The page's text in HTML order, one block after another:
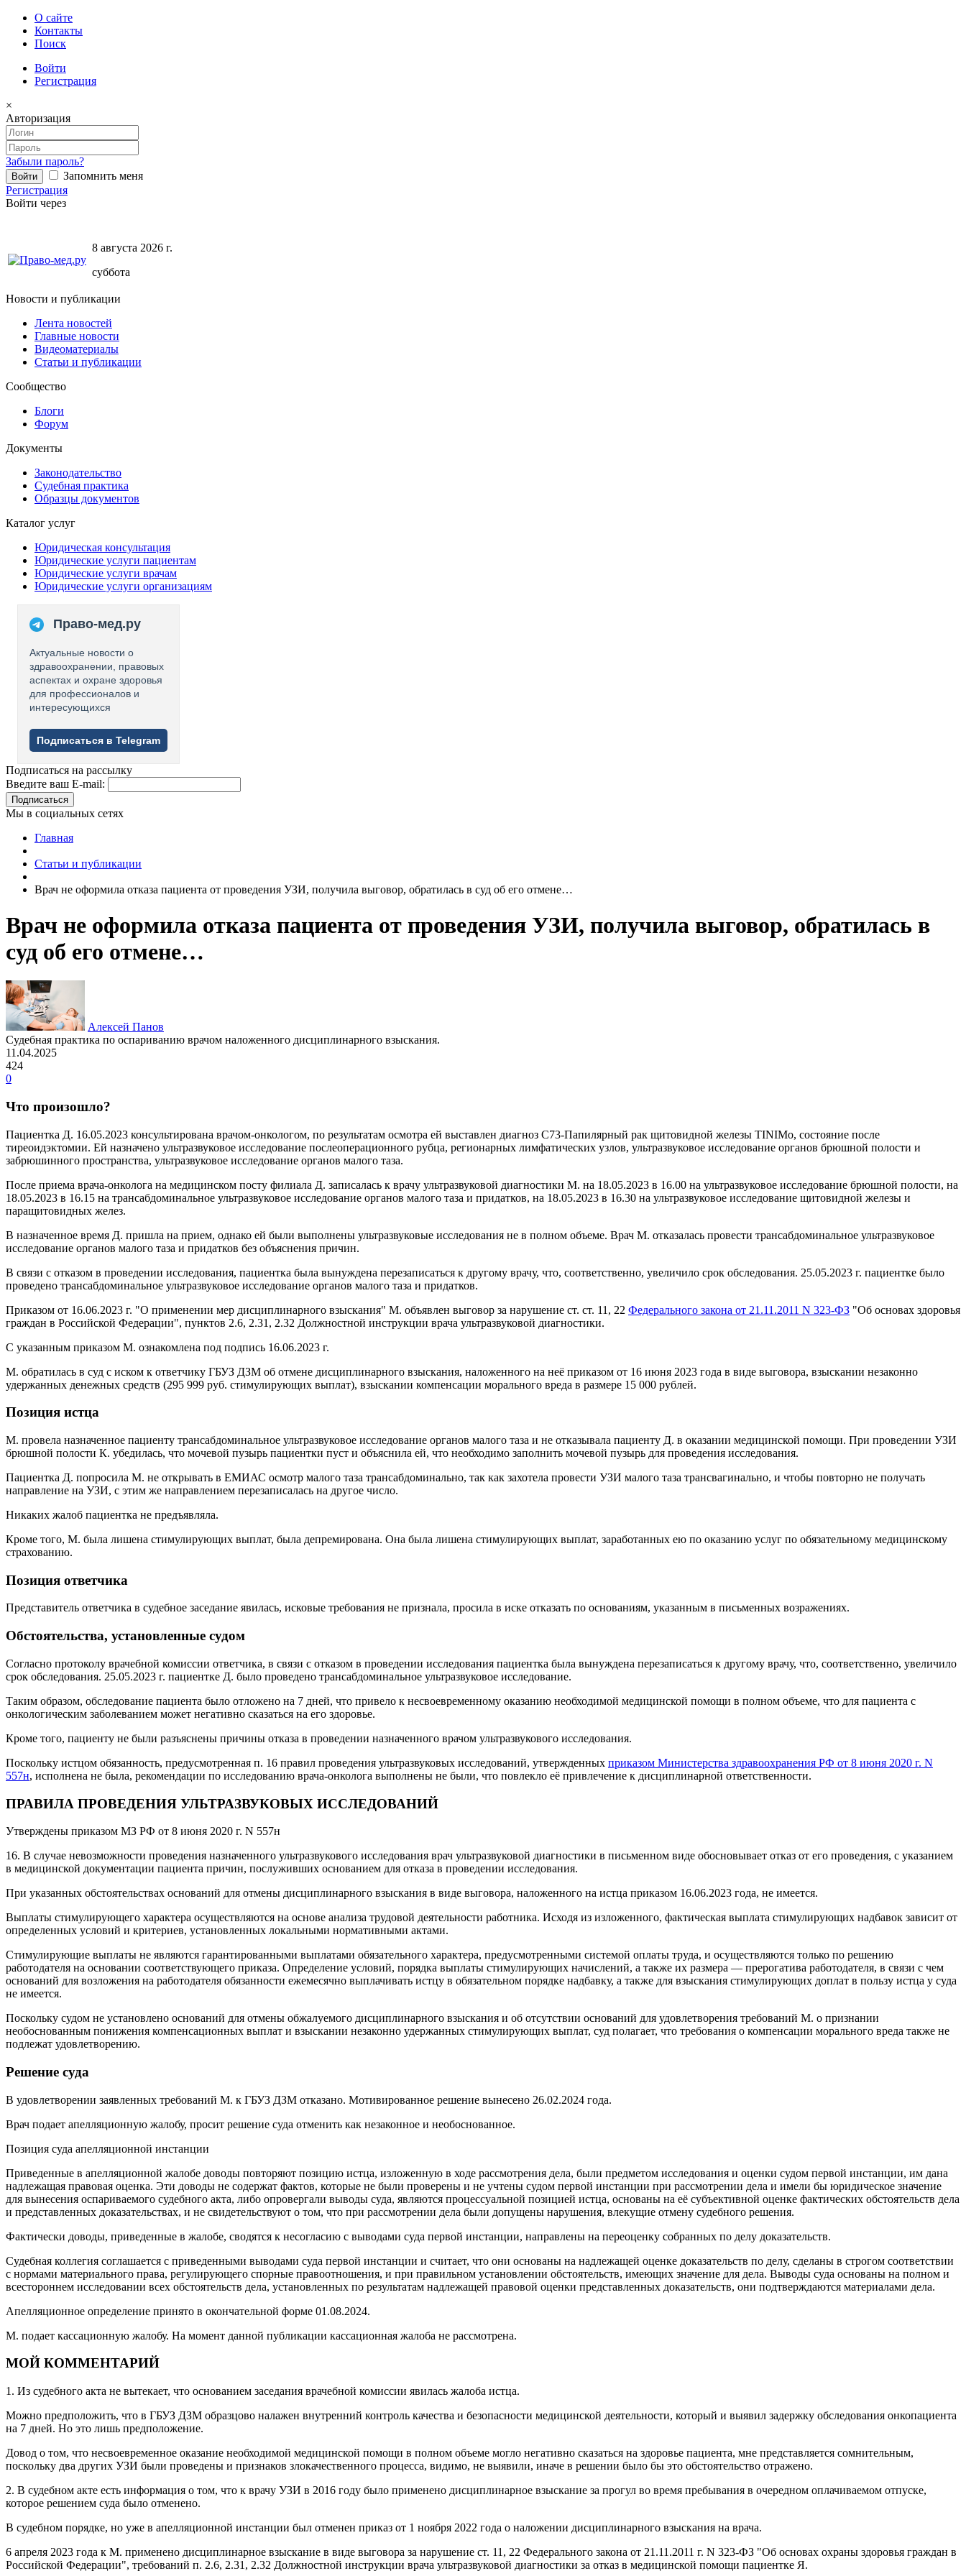
О сайте
Контакты
Поиск
Войти
Регистрация
×
Авторизация
Забыли пароль?
Запомнить меня
Регистрация
Войти через
8 августа 2026 г.
суббота
Новости и публикации
Лента новостей
Главные новости
Видеоматериалы
Статьи и публикации
Сообщество
Блоги
Форум
Документы
Законодательство
Судебная практика
Образцы документов
Каталог услуг
Юридическая консультация
Юридические услуги пациентам
Юридические услуги врачам
Юридические услуги организациям
Право-мед.ру
Актуальные новости о
здравоохранении, правовых
аспектах и охране здоровья
для профессионалов и
интересующихся
Подписаться в Telegram
Подписаться на рассылку
Введите ваш E-mail:
Подписаться
Мы в социальных сетях
Главная
Статьи и публикации
Врач не оформила отказа пациента от проведения УЗИ, получила выговор, обратилась в суд об его отмене…
Врач не оформила отказа пациента от проведения УЗИ, получила выговор, обратилась в
суд об его отмене…
Алексей Панов
Судебная практика по оспариванию врачом наложенного дисциплинарного взыскания.
11.04.2025
424
0
Что произошло?
Пациентка Д. 16.05.2023 консультирована врачом-онкологом, по результатам осмотра ей выставлен диагноз С73-Папилярный рак щитовидной железы TINIMo, состояние после
тиреоидэктомии. Ей назначено ультразвуковое исследование послеоперационного рубца, регионарных лимфатических узлов, ультразвуковое исследование органов брюшной полости и
забрюшинного пространства, ультразвуковое исследование органов малого таза.
После приема врача-онколога на медицинском посту филиала Д. записалась к врачу ультразвуковой диагностики М. на 18.05.2023 в 16.00 на ультразвуковое исследование брюшной полости, на
18.05.2023 в 16.15 на трансабдоминальное ультразвуковое исследование органов малого таза и придатков, на 18.05.2023 в 16.30 на ультразвуковое исследование щитовидной железы и
паращитовидных желез.
В назначенное время Д. пришла на прием, однако ей были выполнены ультразвуковые исследования не в полном объеме. Врач М. отказалась провести трансабдоминальное ультразвуковое
исследование органов малого таза и придатков без объяснения причин.
В связи с отказом в проведении исследования, пациентка была вынуждена перезаписаться к другому врачу, что, соответственно, увеличило срок обследования. 25.05.2023 г. пациентке было
проведено трансабдоминальное ультразвуковое исследование органов малого таза и придатков.
Приказом от 16.06.2023 г. "О применении мер дисциплинарного взыскания" М. объявлен выговор за нарушение ст. ст. 11, 22 Федерального закона от 21.11.2011 N 323-ФЗ "Об основах здоровья
граждан в Российской Федерации", пунктов 2.6, 2.31, 2.32 Должностной инструкции врача ультразвуковой диагностики.
С указанным приказом М. ознакомлена под подпись 16.06.2023 г.
М. обратилась в суд с иском к ответчику ГБУЗ ДЗМ об отмене дисциплинарного взыскания, наложенного на неё приказом от 16 июня 2023 года в виде выговора, взыскании незаконно
удержанных денежных средств (295 999 руб. стимулирующих выплат), взыскании компенсации морального вреда в размере 15 000 рублей.
Позиция истца
М. провела назначенное пациенту трансабдоминальное ультразвуковое исследование органов малого таза и не отказывала пациенту Д. в оказании медицинской помощи. При проведении УЗИ
брюшной полости К. убедилась, что мочевой пузырь пациентки пуст и объяснила ей, что необходимо заполнить мочевой пузырь для проведения исследования.
Пациентка Д. попросила М. не открывать в ЕМИАС осмотр малого таза трансабдоминально, так как захотела провести УЗИ малого таза трансвагинально, и чтобы повторно не получать
направление на УЗИ, с этим же направлением перезаписалась на другое число.
Никаких жалоб пациентка не предъявляла.
Кроме того, М. была лишена стимулирующих выплат, была депремирована. Она была лишена стимулирующих выплат, заработанных ею по оказанию услуг по обязательному медицинскому
страхованию.
Позиция ответчика
Представитель ответчика в судебное заседание явилась, исковые требования не признала, просила в иске отказать по основаниям, указанным в письменных возражениях.
Обстоятельства, установленные судом
Согласно протоколу врачебной комиссии ответчика, в связи с отказом в проведении исследования пациентка была вынуждена перезаписаться к другому врачу, что, соответственно, увеличило
срок обследования. 25.05.2023 г. пациентке Д. было проведено трансабдоминальное ультразвуковое исследование.
Таким образом, обследование пациента было отложено на 7 дней, что привело к несвоевременному оказанию необходимой медицинской помощи в полном объеме, что для пациента с
онкологическим заболеванием может негативно сказаться на его здоровье.
Кроме того, пациенту не были разъяснены причины отказа в проведении назначенного врачом ультразвукового исследования.
Поскольку истцом обязанность, предусмотренная п. 16 правил проведения ультразвуковых исследований, утвержденных приказом Министерства здравоохранения РФ от 8 июня 2020 г. N
557н, исполнена не была, рекомендации по исследованию врача-онколога выполнены не были, что повлекло её привлечение к дисциплинарной ответственности.
ПРАВИЛА ПРОВЕДЕНИЯ УЛЬТРАЗВУКОВЫХ ИССЛЕДОВАНИЙ
Утверждены приказом МЗ РФ от 8 июня 2020 г. N 557н
16. В случае невозможности проведения назначенного ультразвукового исследования врач ультразвуковой диагностики в письменном виде обосновывает отказ от его проведения, с указанием
в медицинской документации пациента причин, послуживших основанием для отказа в проведении исследования.
При указанных обстоятельствах оснований для отмены дисциплинарного взыскания в виде выговора, наложенного на истца приказом 16.06.2023 года, не имеется.
Выплаты стимулирующего характера осуществляются на основе анализа трудовой деятельности работника. Исходя из изложенного, фактическая выплата стимулирующих надбавок зависит от
определенных условий и критериев, установленных локальными нормативными актами.
Стимулирующие выплаты не являются гарантированными выплатами обязательного характера, предусмотренными системой оплаты труда, и осуществляются только по решению
работодателя на основании соответствующего приказа. Определение условий, порядка выплаты стимулирующих начислений, а также их размера — прерогатива работодателя, в связи с чем
оснований для возложения на работодателя обязанности ежемесячно выплачивать истцу в обязательном порядке надбавку, а также для взыскания стимулирующих доплат в пользу истца у суда
не имеется.
Поскольку судом не установлено оснований для отмены обжалуемого дисциплинарного взыскания и об отсутствии оснований для удовлетворения требований М. о признании
необоснованным понижения компенсационных выплат и взыскании незаконно удержанных стимулирующих выплат, суд полагает, что требования о компенсации морального вреда также не
подлежат удовлетворению.
Решение суда
В удовлетворении заявленных требований М. к ГБУЗ ДЗМ отказано. Мотивированное решение вынесено 26.02.2024 года.
Врач подает апелляционную жалобу, просит решение суда отменить как незаконное и необоснованное.
Позиция суда апелляционной инстанции
Приведенные в апелляционной жалобе доводы повторяют позицию истца, изложенную в ходе рассмотрения дела, были предметом исследования и оценки судом первой инстанции, им дана
надлежащая правовая оценка. Эти доводы не содержат фактов, которые не были проверены и не учтены судом первой инстанции при рассмотрении дела и имели бы юридическое значение
для вынесения оспариваемого судебного акта, либо опровергали выводы суда, являются процессуальной позицией истца, основаны на её субъективной оценке фактических обстоятельств дела
и представленных доказательствах, и не свидетельствуют о том, что при рассмотрении дела были допущены нарушения, влекущие отмену судебного решения.
Фактически доводы, приведенные в жалобе, сводятся к несогласию с выводами суда первой инстанции, направлены на переоценку собранных по делу доказательств.
Судебная коллегия соглашается с приведенными выводами суда первой инстанции и считает, что они основаны на надлежащей оценке доказательств по делу, сделаны в строгом соответствии
с нормами материального права, регулирующего спорные правоотношения, и при правильном установлении обстоятельств, имеющих значение для дела. Выводы суда основаны на полном и
всестороннем исследовании всех обстоятельств дела, установленных по результатам надлежащей правовой оценки представленных доказательств, они подтверждаются материалами дела.
Апелляционное определение принято в окончательной форме 01.08.2024.
М. подает кассационную жалобу. На момент данной публикации кассационная жалоба не рассмотрена.
МОЙ КОММЕНТАРИЙ
1. Из судебного акта не вытекает, что основанием заседания врачебной комиссии явилась жалоба истца.
Можно предположить, что в ГБУЗ ДЗМ образцово налажен внутренний контроль качества и безопасности медицинской деятельности, который и выявил задержку обследования онкопациента
на 7 дней. Но это лишь предположение.
Довод о том, что несвоевременное оказание необходимой медицинской помощи в полном объеме могло негативно сказаться на здоровье пациента, мне представляется сомнительным,
поскольку два других УЗИ были проведены и признаков злокачественного процесса, видимо, не выявили, иначе в решении было бы это обстоятельство отражено.
2. В судебном акте есть информация о том, что к врачу УЗИ в 2016 году было применено дисциплинарное взыскание за прогул во время пребывания в очередном оплачиваемом отпуске,
которое решением суда было отменено.
В судебном порядке, но уже в апелляционной инстанции был отменен приказ от 1 ноября 2022 года о наложении дисциплинарного взыскания на врача.
6 апреля 2023 года к М. применено дисциплинарное взыскание в виде выговора за нарушение ст. 11, 22 Федерального закона от 21.11.2011 г. N 323-ФЗ "Об основах охраны здоровья граждан в
Российской Федерации", требований п. 2.6, 2.31, 2.32 Должностной инструкции врача ультразвуковой диагностики за отказ в медицинской помощи пациентке Я.